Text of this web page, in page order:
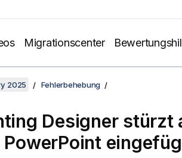
Migrationscenter
2025 Fehlerbehebung
Designerstürzt
PowerPoint